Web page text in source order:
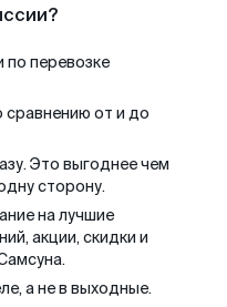
по перевозке
сравнению от и до
Это выгоднее чем
сторону.
на лучшие
акции, скидки и
а не в выходные.